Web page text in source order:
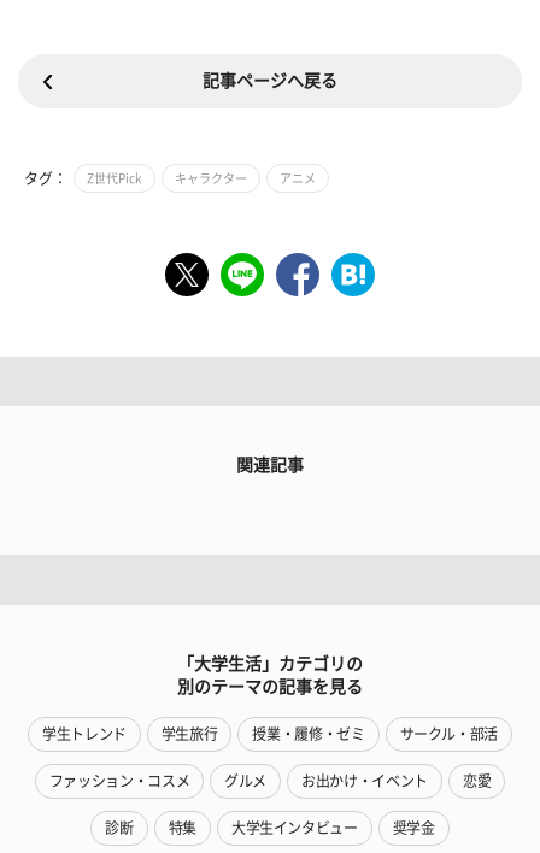
記事ページへ戻る
タグ： Z世代Pick キャラクター アニメ
関連記事
「大学生活」カテゴリの
別のテーマの記事を見る
学生トレンド 学生旅行 授業・履修・ゼミ サークル・部活
ファッション・コスメ グルメ お出かけ・イベント 恋愛
診断 特集 大学生インタビュー 奨学金